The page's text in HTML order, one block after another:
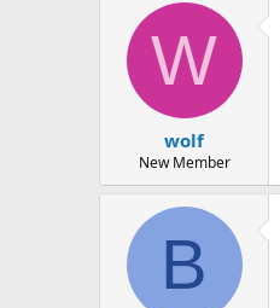
W
wolf
New Member
B